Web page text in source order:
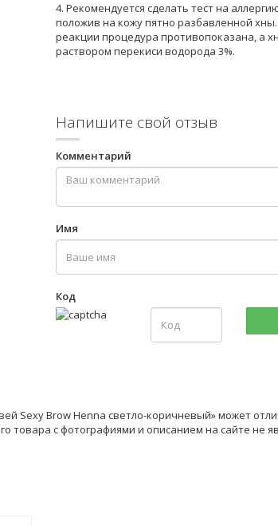
4. Рекомендуется сделать тест на
положив на кожу пятно разбавленной хны.
реакции процедура противопоказана, а
раствором перекиси водорода 3%.
Напишите свой отзыв
Комментарий
Имя
Код
Sexy Brow Henna светло-коричневый» может
товара с фотографиями и описанием на сайте не